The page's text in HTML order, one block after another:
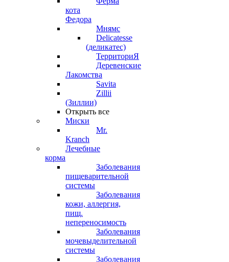
кота
Федора
Мнямс
Delicatesse
(деликатес)
ТерриториЯ
Деревенские
Лакомства
Savita
Zillii
(Зиллии)
Открыть все
Миски
Mr.
Kranch
Лечебные
корма
Заболевания
пищеварительной
системы
Заболевания
кожи, аллергия,
пищ.
непереносимость
Заболевания
мочевыделительной
системы
Заболевания